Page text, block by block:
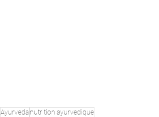
Ayurvedanutrition ayurvedique